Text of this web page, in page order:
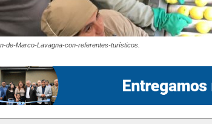
de-Marco-Lavagna-con-referentes-turísticos.